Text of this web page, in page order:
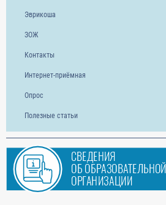
Эврикоша
ЗОЖ
Контакты
Интернет-приёмная
Опрос
Полезные статьи